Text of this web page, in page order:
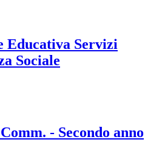
Educativa Servizi
Sociale
- Secondo anno